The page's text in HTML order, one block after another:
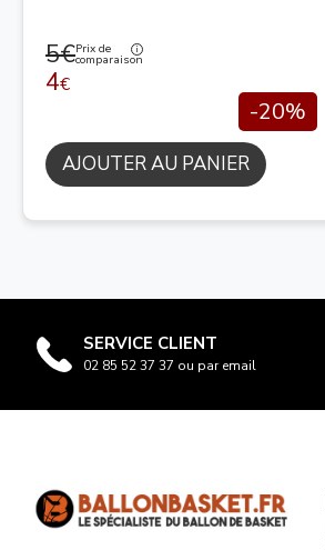
5€Prix de
comparaison
4€
-20%
AJOUTER AU PANIER
SERVICE CLIENT
02 85 52 37 37 ou par email